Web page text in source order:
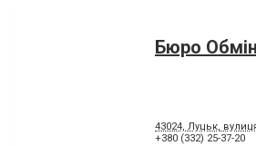
Бюро
43024, Луцьк,
+380 (332) 25-37-20